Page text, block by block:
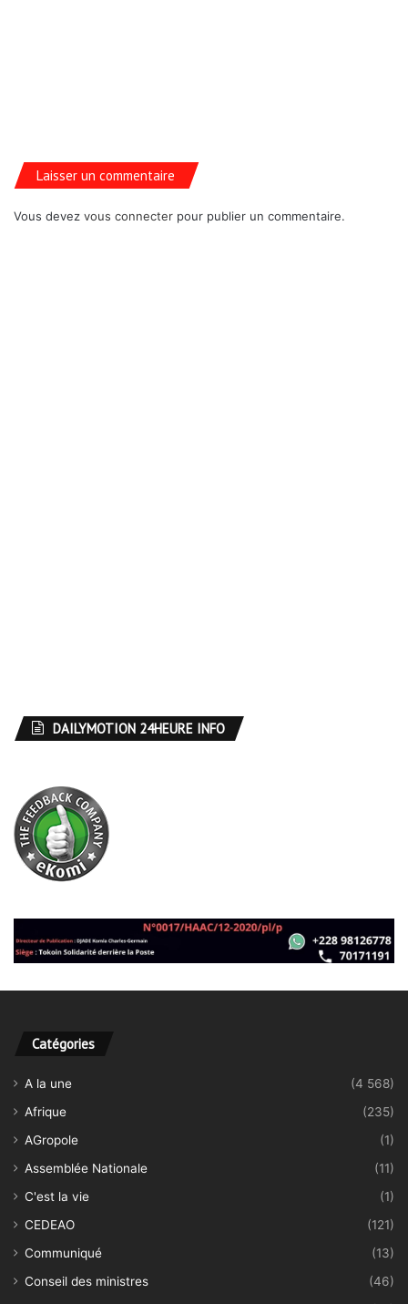
Laisser un commentaire
Vous devez vous connecter pour publier un commentaire.
DAILYMOTION 24HEURE INFO
Catégories
A la une
(4 568)
Afrique
(235)
AGropole
(1)
Assemblée Nationale
(11)
C'est la vie
(1)
CEDEAO
(121)
Communiqué
(13)
Conseil des ministres
(46)